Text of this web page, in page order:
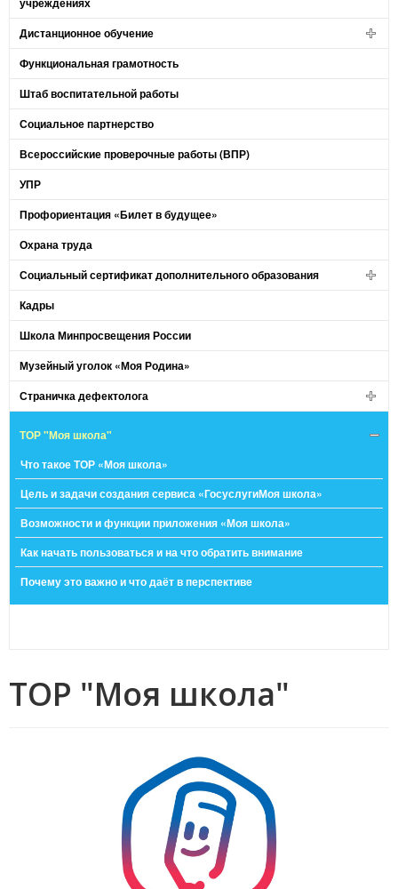
Дистанционное обучение
Функциональная грамотность
Штаб воспитательной работы
Социальное партнерство
Всероссийские проверочные работы (ВПР)
УПР
Профориентация «Билет в будущее»
Охрана труда
Социальный сертификат дополнительного образования
Кадры
Школа Минпросвещения России
Музейный уголок «Моя Родина»
Страничка дефектолога
ТОР "Моя школа"
Что такое ТОР «Моя школа»
Цель и задачи создания сервиса «ГосуслугиМоя школа»
Возможности и функции приложения «Моя школа»​​​​​​​
Как начать пользоваться и на что обратить внимание
Почему это важно и что даёт в перспективе
ТОР "Моя школа"